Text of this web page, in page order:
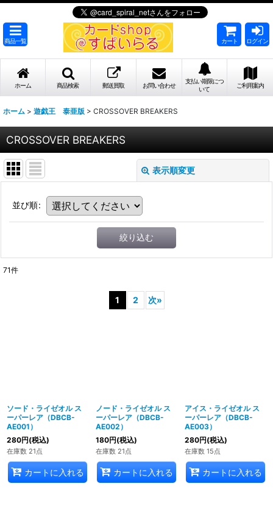
商品一覧 カート ログイン
ホーム 商品検索 郵送買取 お問い合わせ
支払い期限につ
いて
ご利用案内
ホーム > 遊戯王 泰亜版 > CROSSOVER BREAKERS
CROSSOVER BREAKERS
表示順変更
並び順:
絞り込む
71件
1 2 次»
ソード・ライゼオル ス
ーパーレア（DBCB-
AE001）
280円(税込)
在庫数 21点
カートに入れる
ノード・ライゼオル ス
ーパーレア（DBCB-
AE002）
180円(税込)
在庫数 21点
カートに入れる
アイス・ライゼオル ス
ーパーレア（DBCB-
AE003）
280円(税込)
在庫数 15点
カートに入れる